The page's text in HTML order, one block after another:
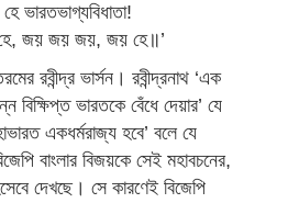
ভারতভাগ্যবিধাতা!
জয় জয় জয়, জয় হে॥’
রবীন্দ্র ভার্সন। রবীন্দ্রনাথ ‘এক
বিক্ষিপ্ত ভারতকে বেঁধে দেয়ার’ যে
একধর্মরাজ্য হবে’ বলে যে
বাংলার বিজয়কে সেই মহাবচনের,
দেখছে। সে কারণেই বিজেপি